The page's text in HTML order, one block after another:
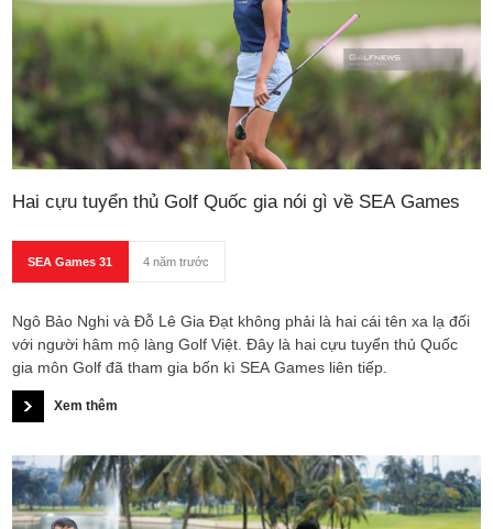
Hai cựu tuyển thủ Golf Quốc gia nói gì về SEA Games
SEA Games 31 4 năm trước
Ngô Bảo Nghi và Đỗ Lê Gia Đạt không phải là hai cái tên xa lạ đối
với người hâm mộ làng Golf Việt. Đây là hai cựu tuyển thủ Quốc
gia môn Golf đã tham gia bốn kì SEA Games liên tiếp.
Xem thêm